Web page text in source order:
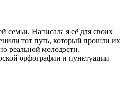
семьи. Написала я её для своих
тот путь, который прошли их
реальной молодости.
орфографии и пунктуации